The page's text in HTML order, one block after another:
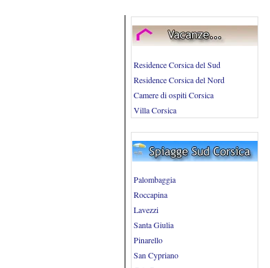
Residence Corsica del Sud
Residence Corsica del Nord
Camere di ospiti Corsica
Villa Corsica
Palombaggia
Roccapina
Lavezzi
Santa Giulia
Pinarello
San Cypriano